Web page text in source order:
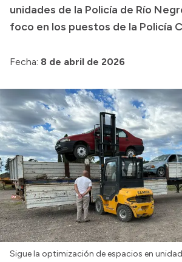
unidades de la Policía de Río
foco en los puestos de la Policía
Fecha: 8 de abril de 2026
Sigue la optimización de espacios en